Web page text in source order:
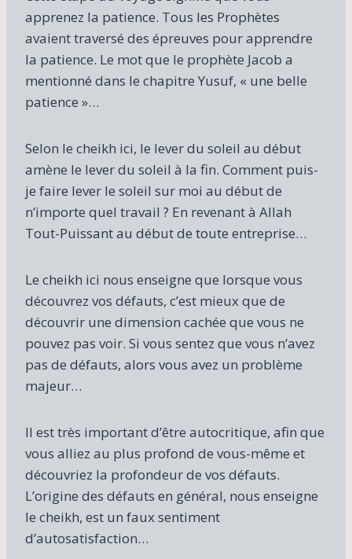
apprenez la patience. Tous les Prophètes
avaient traversé des épreuves pour apprendre
la patience. Le mot que le prophète Jacob a
mentionné dans le chapitre Yusuf, « une belle
patience »…
Selon le cheikh ici, le lever du soleil au début
amène le lever du soleil à la fin. Comment puis-
je faire lever le soleil sur moi au début de
n’importe quel travail ? En revenant à Allah
Tout-Puissant au début de toute entreprise…
Le cheikh ici nous enseigne que lorsque vous
découvrez vos défauts, c’est mieux que de
découvrir une dimension cachée que vous ne
pouvez pas voir. Si vous sentez que vous n’avez
pas de défauts, alors vous avez un problème
majeur…
Il est très important d’être autocritique, afin que
vous alliez au plus profond de vous-même et
découvriez la profondeur de vos défauts.
L’origine des défauts en général, nous enseigne
le cheikh, est un faux sentiment
d’autosatisfaction…